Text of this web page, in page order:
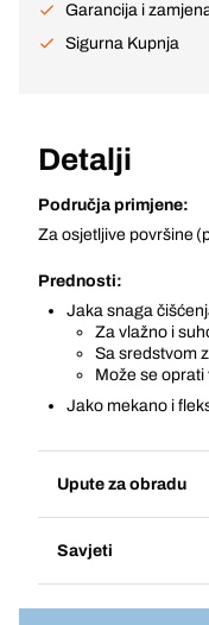
Garancija i
Sigurna Kupnja
Detalji
Područja primjene:
Za osjetljive površine
Prednosti:
Jaka snaga
Za vlažno i
Sa sredstvom
Može se oprati
Jako mekano i
Upute za obradu
Savjeti